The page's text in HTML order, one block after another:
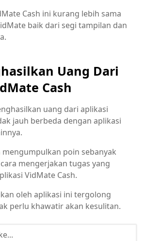
Cash ini kurang lebih sama
baik dari segi tampilan dan
Uang Dari
Cash
uang dari aplikasi
jauh berbeda dengan aplikasi
poin sebanyak
mengerjakan tugas yang
VidMate Cash.
oleh aplikasi ini tergolong
perlu khawatir akan kesulitan.